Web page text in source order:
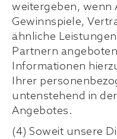
weitergeben, wenn
Gewinnspiele,
ähnliche
Partnern
Informationen
Ihrer
untenstehend in
Angebotes.
(4) Soweit unsere